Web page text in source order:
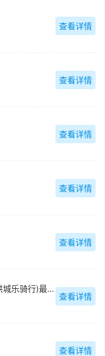
查看详情
查看详情
查看详情
查看详情
查看详情
南昌公共自行车客户端(洪城乐骑行)最新版
查看详情
查看详情